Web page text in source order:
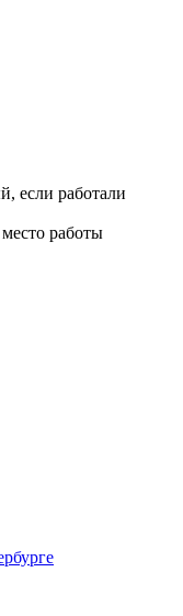
если работали
работы